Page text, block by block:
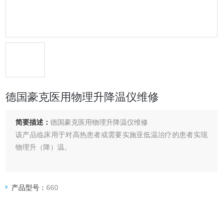
德国豪克医用物理升降温仪维修
简要描述：德国豪克医用物理升降温仪维修
该产品临床用于对高热患者或需要实施亚低温治疗的患者实现
物理升（降）温。
产品型号：660